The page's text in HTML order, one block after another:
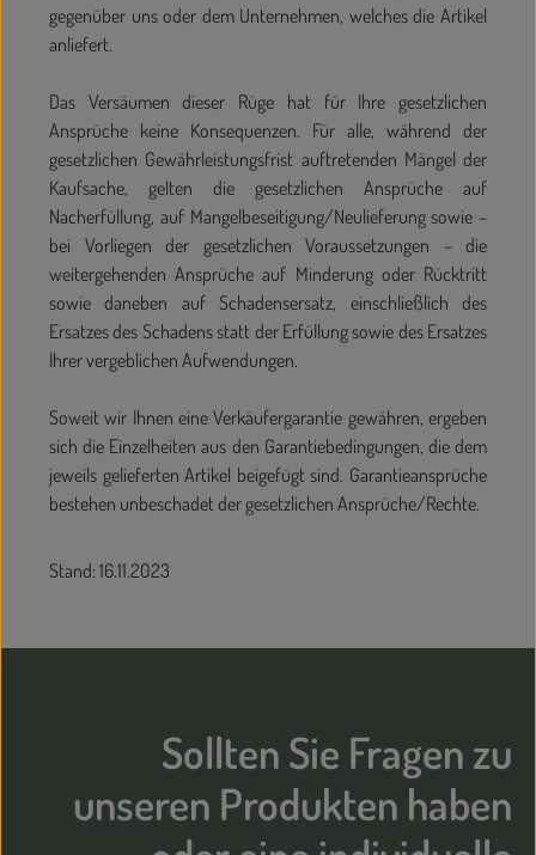
gegenüber uns oder dem Unternehmen, welches die Artikel
anliefert.
Das Versäumen dieser Rüge hat für Ihre gesetzlichen
Ansprüche keine Konsequenzen. Für alle, während der
gesetzlichen Gewährleistungsfrist auftretenden Mängel der
Kaufsache, gelten die gesetzlichen Ansprüche auf
Nacherfüllung, auf Mangelbeseitigung/Neulieferung sowie –
bei Vorliegen der gesetzlichen Voraussetzungen – die
weitergehenden Ansprüche auf Minderung oder Rücktritt
sowie daneben auf Schadensersatz, einschließlich des
Ersatzes des Schadens statt der Erfüllung sowie des Ersatzes
Ihrer vergeblichen Aufwendungen.
Soweit wir Ihnen eine Verkäufergarantie gewähren, ergeben
sich die Einzelheiten aus den Garantiebedingungen, die dem
jeweils gelieferten Artikel beigefügt sind. Garantieansprüche
bestehen unbeschadet der gesetzlichen Ansprüche/Rechte.
Stand: 16.11.2023
Sollten Sie Fragen zu
unseren Produkten haben